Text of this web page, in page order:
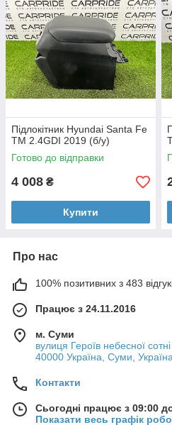
Підлокітник Hyundai Santa Fe
TM 2.4GDI 2019 (б/у)
Готово до відправки
4 008 ₴
Купити
Про нас
100% позитивних з 483
Працює з 24.11.2016
м. Суми
вулиця Героїв небесної
40000 Україна, Суми, Україна
Контакти
Сьогодні працює з 09:00
Показати весь графік